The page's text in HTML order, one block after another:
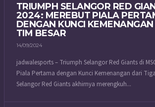
TRIUMPH SELANGOR RED
2024: MEREBUT PIALA
DENGAN KUNCI
TIM BESAR
14/09/2024
jadwalesports – Triumph Selangor Red Giants di
Piala Pertama dengan Kunci Kemenangan dari
Selangor Red Giants akhirnya merengkuh...